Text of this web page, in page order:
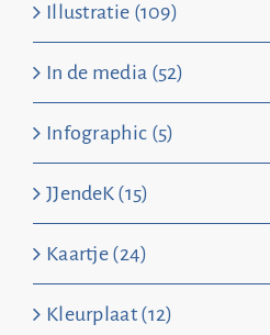
Illustratie (109)
In de media (52)
Infographic (5)
JJendeK (15)
Kaartje (24)
Kleurplaat (12)